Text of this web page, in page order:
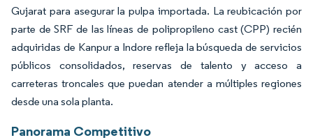
Gujarat para asegurar la pulpa importada. La reubicación por
parte de SRF de las líneas de polipropileno cast (CPP) recién
adquiridas de Kanpur a Indore refleja la búsqueda de servicios
públicos consolidados, reservas de talento y acceso a
carreteras troncales que puedan atender a múltiples regiones
desde una sola planta.
Panorama Competitivo